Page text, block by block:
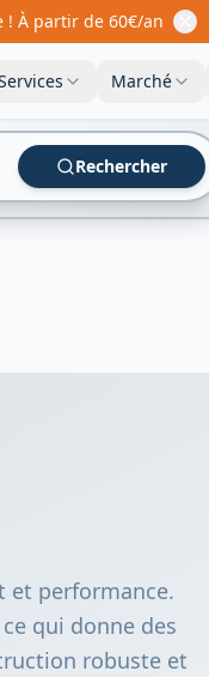
À partir de 60€/an
Marché
Rechercher
et performance.
qui donne des
robuste et